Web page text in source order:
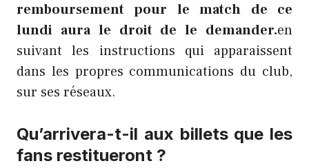
remboursement pour le match de ce
lundi aura le droit de le demander.en
suivant les instructions qui apparaissent
dans les propres communications du club,
sur ses réseaux.
Qu’arrivera-t-il aux billets que les
fans restitueront ?